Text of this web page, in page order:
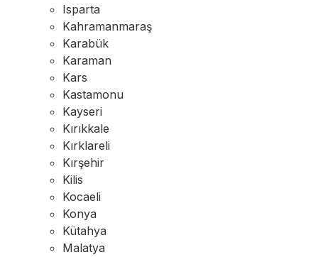
Isparta
Kahramanmaraş
Karabük
Karaman
Kars
Kastamonu
Kayseri
Kırıkkale
Kırklareli
Kırşehir
Kilis
Kocaeli
Konya
Kütahya
Malatya